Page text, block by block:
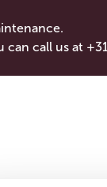
call us at